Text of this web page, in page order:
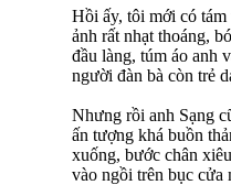
Hồi ấy, tôi mới có
ảnh rất nhạt thoáng,
đầu làng, túm áo anh
người đàn bà còn trẻ
Nhưng rồi anh Sạng
ấn tượng khá buồn
xuống, bước chân
vào ngồi trên bục cửa